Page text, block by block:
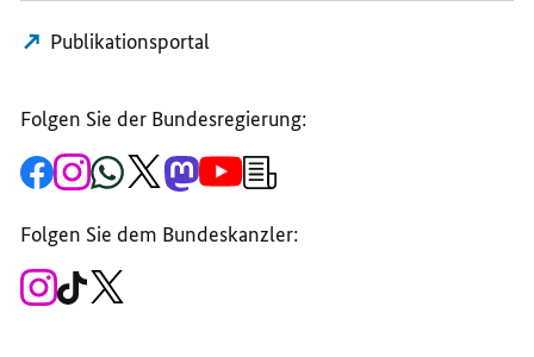
Publikationsportal
Folgen Sie der Bundesregierung:
Zur
Facebook-
Bundesregierung
Zum
Instagram-
Bundesregierung
Zum
WhatsApp-
Bundesregierung
Zum
X-
Regierungssprechers
Zum
Mastodon-
Bundesregierung
Zum
YouTube-
Bundesregierung
Anmeldung
Folgen Sie dem Bundeskanzler:
Zum
Instagram-
Zum
TikTok-